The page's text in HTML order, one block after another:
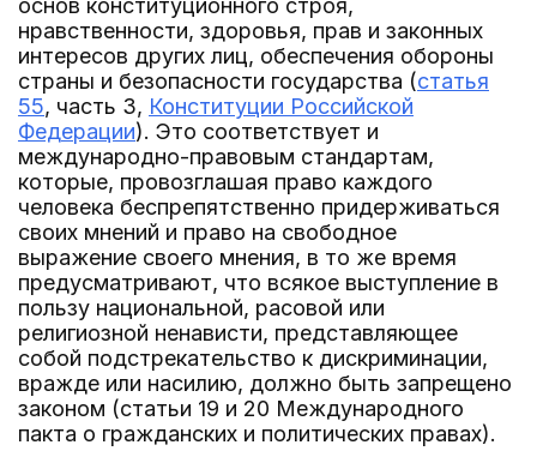
основ конституционного строя,
нравственности, здоровья, прав и законных
интересов других лиц, обеспечения обороны
страны и безопасности государства (статья
55, часть 3, Конституции Российской
Федерации). Это соответствует и
международно-правовым стандартам,
которые, провозглашая право каждого
человека беспрепятственно придерживаться
своих мнений и право на свободное
выражение своего мнения, в то же время
предусматривают, что всякое выступление в
пользу национальной, расовой или
религиозной ненависти, представляющее
собой подстрекательство к дискриминации,
вражде или насилию, должно быть запрещено
законом (статьи 19 и 20 Международного
пакта о гражданских и политических правах).